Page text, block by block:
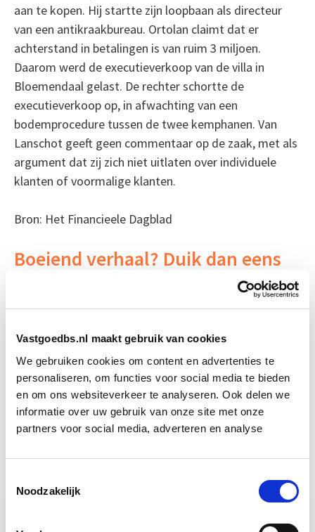
Vastgoedbs.nl maakt gebruik van cookies
We gebruiken cookies om content en advertenties te
personaliseren, om functies voor social media te bieden
en om ons websiteverkeer te analyseren. Ook delen we
informatie over uw gebruik van onze site met onze
partners voor social media, adverteren en analyse
Noodzakelijk
aan te kopen. Hij startte zijn loopbaan als directeur
van een antikraakbureau. Ortolan claimt dat er
achterstand in betalingen is van ruim 3 miljoen.
Daarom werd de executieverkoop van de villa in
Bloemendaal gelast. De rechter schortte de
executieverkoop op, in afwachting van een
bodemprocedure tussen de twee kemphanen. Van
Lanschot geeft geen commentaar op de zaak, met als
argument dat zij zich niet uitlaten over individuele
klanten of voormalige klanten.
Bron: Het Financieele Dagblad
Boeiend verhaal? Duik dan eens
Vastgoedfinanciering Start do 19 nov
Business Case voor Vastgoed- &
Projectontwikkeling
Start do
10 sep